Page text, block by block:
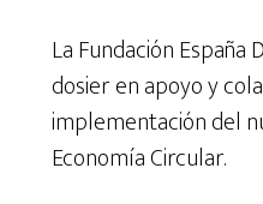
La Fundación
dosier en apoyo y
implementación del
Economía Circular.